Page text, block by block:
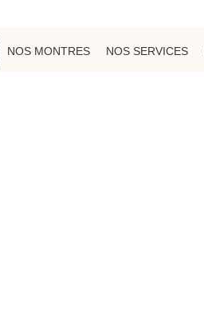
NOS MONTRES NOS SERVICES